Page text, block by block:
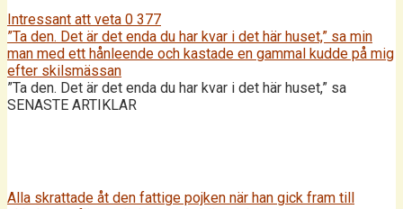
Intressant att veta 0 377
”Ta den. Det är det enda du har kvar i det här huset,” sa min
man med ett hånleende och kastade en gammal kudde på mig
efter skilsmässan
”Ta den. Det är det enda du har kvar i det här huset,” sa
SENASTE ARTIKLAR
Alla skrattade åt den fattige pojken när han gick fram till